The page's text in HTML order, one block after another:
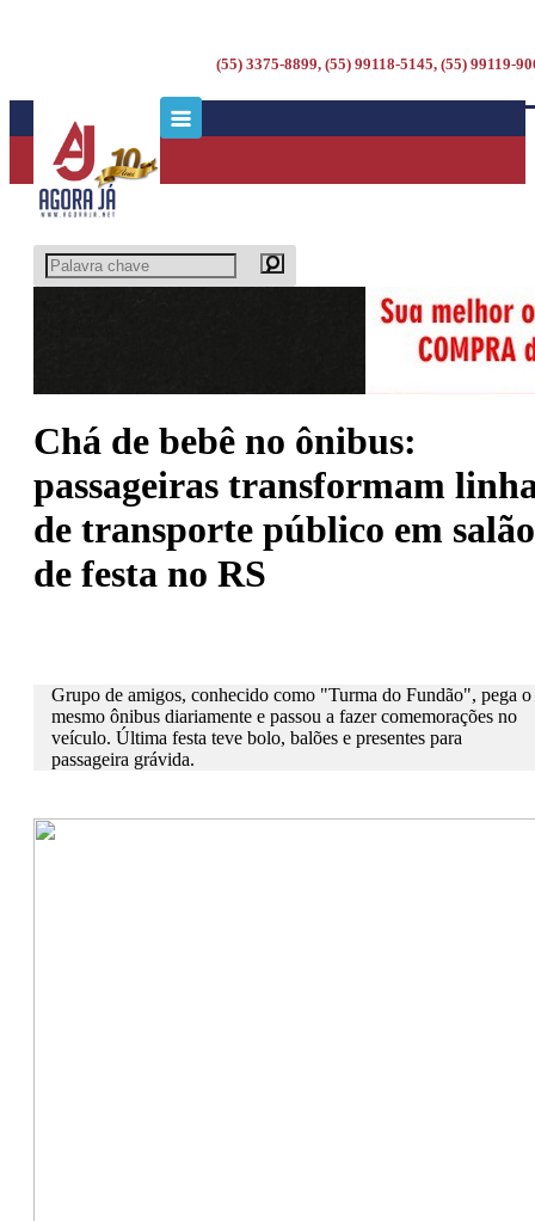
(55) 3375-8899, (55) 99118-5145, (55) 99119-
Chá de bebê no ônibus:
passageiras transformam
de transporte público em salão
de festa no RS
Grupo de amigos, conhecido como "Turma do Fundão", pega o
mesmo ônibus diariamente e passou a fazer comemorações no
veículo. Última festa teve bolo, balões e presentes para
passageira grávida.